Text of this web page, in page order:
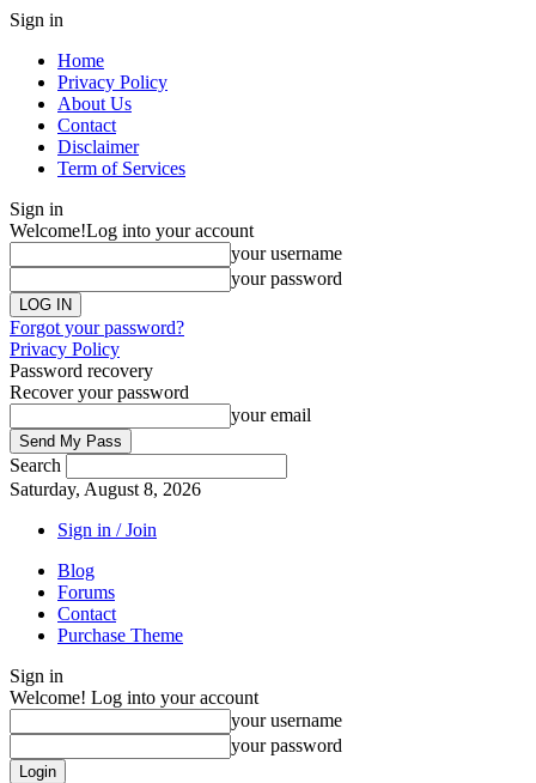
Sign in
Home
Privacy Policy
About Us
Contact
Disclaimer
Term of Services
Sign in
Welcome!Log into your account
your username
your password
Forgot your password?
Privacy Policy
Password recovery
Recover your password
your email
Search
Saturday, August 8, 2026
Sign in / Join
Blog
Forums
Contact
Purchase Theme
Sign in
Welcome! Log into your account
your username
your password